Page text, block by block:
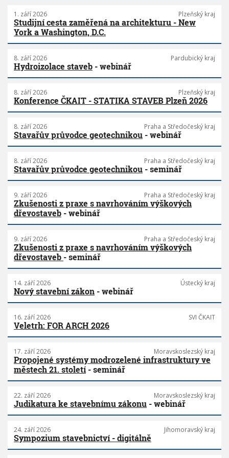
1. září 2026 Plzeňský kraj
Studijní cesta zaměřená na architekturu - New
York a Washington, D.C.
8. září 2026 Pardubický kraj
Hydroizolace staveb - webinář
8. září 2026 Plzeňský kraj
Konference ČKAIT - STATIKA STAVEB Plzeň 2026
8. září 2026 Praha a Středočeský kraj
Stavařův průvodce geotechnikou - webinář
8. září 2026 Praha a Středočeský kraj
Stavařův průvodce geotechnikou - seminář
9. září 2026 Praha a Středočeský kraj
Zkušenosti z praxe s navrhováním výškových
dřevostaveb - webinář
9. září 2026 Praha a Středočeský kraj
Zkušenosti z praxe s navrhováním výškových
dřevostaveb - seminář
14. září 2026 Ústecký kraj
Nový stavební zákon - webinář
16. září 2026 SVI ČKAIT
Veletrh: FOR ARCH 2026
17. září 2026 Moravskoslezský kraj
Propojené systémy modrozelené infrastruktury ve
městech 21. století - seminář
22. září 2026 Moravskoslezský kraj
Judikatura ke stavebnímu zákonu - webinář
24. září 2026 Jihomoravský kraj
Sympozium stavebnictví - digitálně